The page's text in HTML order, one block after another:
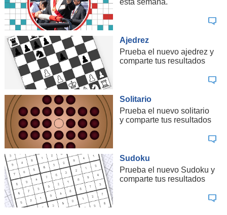
esta semana.
Ajedrez
Prueba el nuevo ajedrez y
comparte tus resultados
Solitario
Prueba el nuevo solitario
y comparte tus resultados
Sudoku
Prueba el nuevo Sudoku y
comparte tus resultados